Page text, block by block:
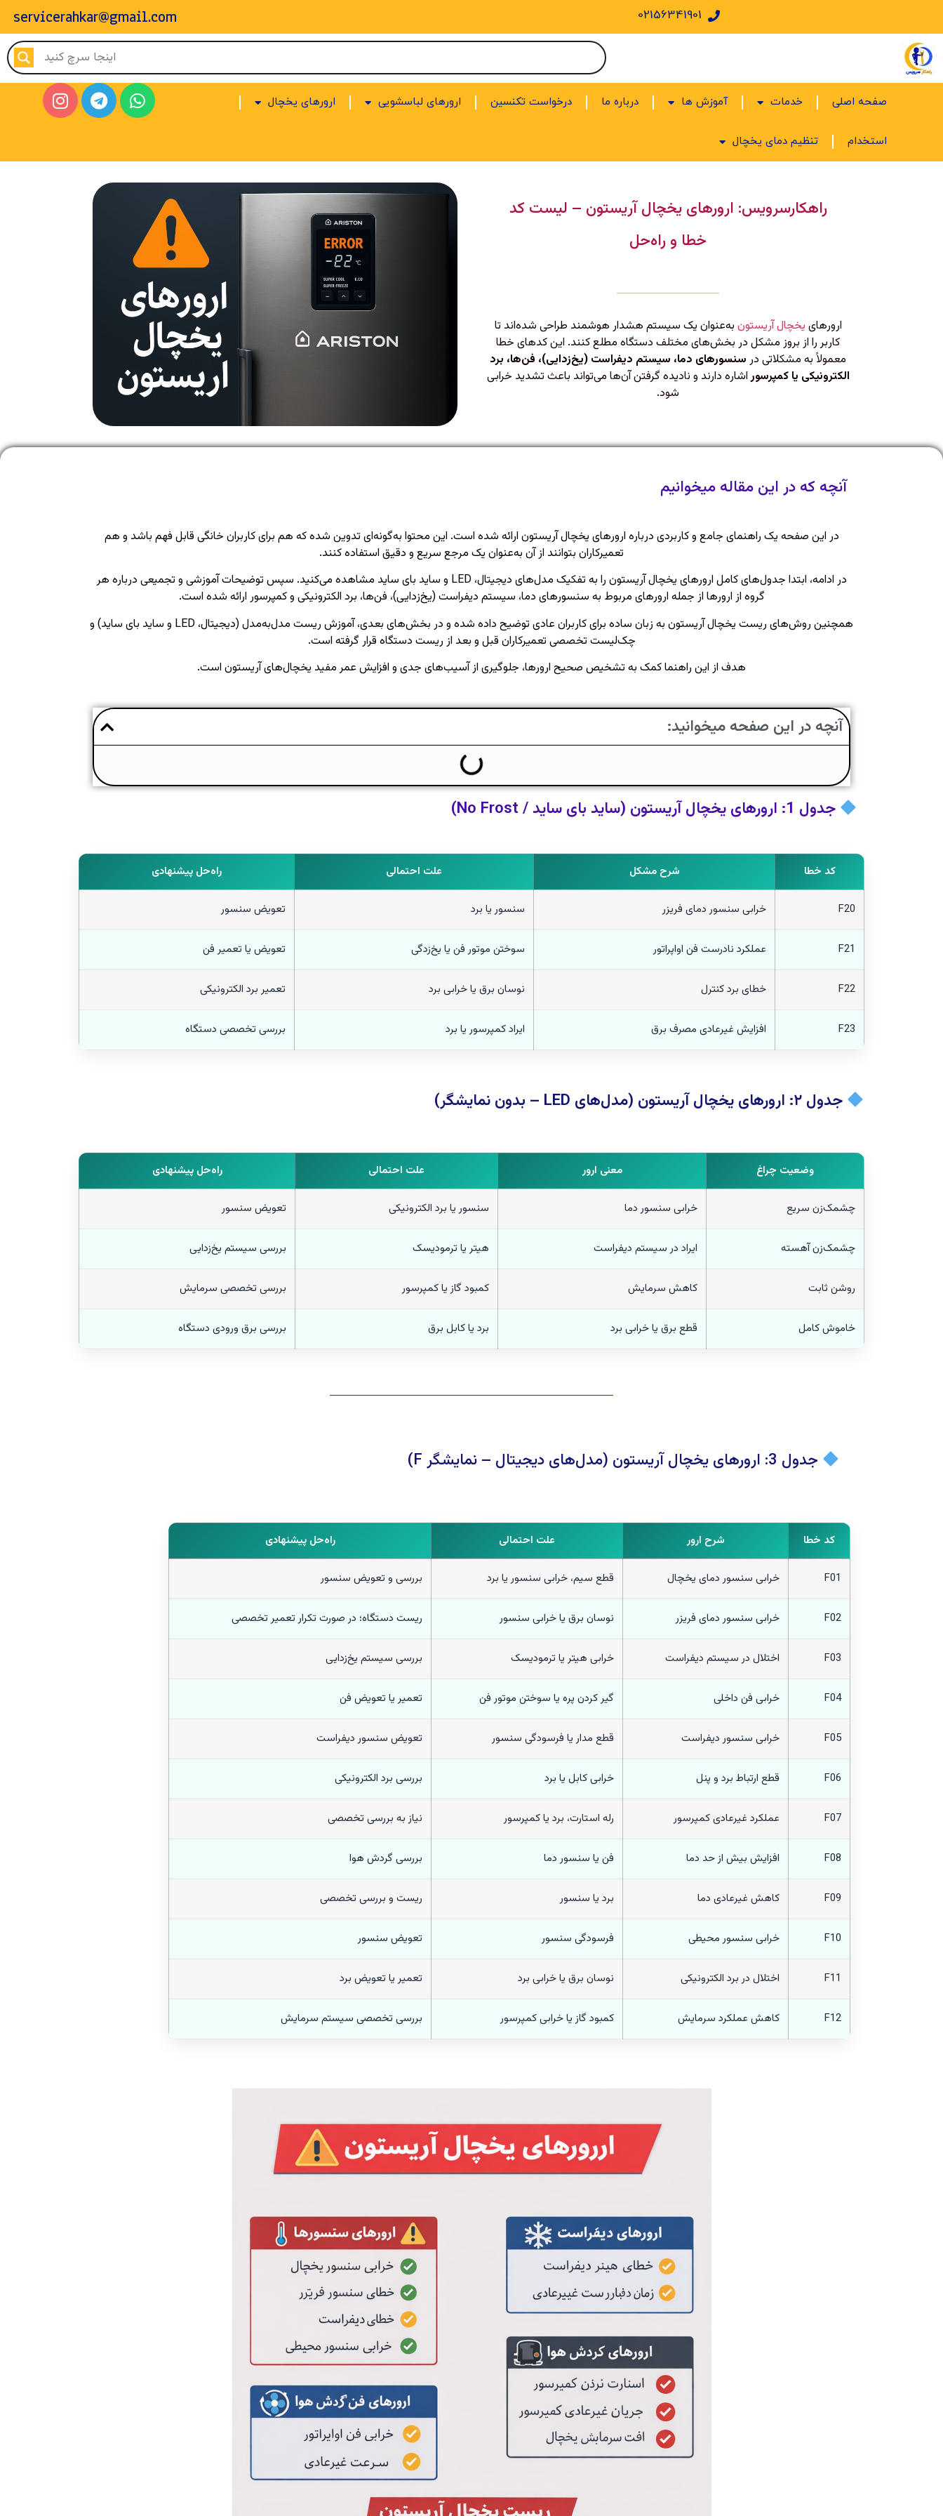
02156341901
servicerahkar@gmail.com
صفحه اصلی خدمات آموزش ها درباره ما درخواست تکنسین ارورهای لباسشویی ارورهای یخچال
استخدام تنظیم دمای یخچال
راهکارسرویس: ارورهای یخچال آریستون – لیست کد
خطا و راه‌حل
ارورهای یخچال آریستون به‌عنوان یک سیستم هشدار هوشمند طراحی شده‌اند تا
کاربر را از بروز مشکل در بخش‌های مختلف دستگاه مطلع کنند. این کدهای خطا
معمولاً به مشکلاتی در سنسورهای دما، سیستم دیفراست (یخ‌زدایی)، فن‌ها، برد
الکترونیکی یا کمپرسوراشاره دارند و نادیده گرفتن آن‌ها می‌تواند باعث تشدید خرابی
شود.
آنچه که در این مقاله میخوانیم
در این صفحه یک راهنمای جامع و کاربردی درباره ارورهای یخچال آریستون ارائه شده است. این محتوا به‌گونه‌ای تدوین شده که هم برای کاربران خانگی قابل فهم باشد و هم
تعمیرکاران بتوانند از آن به‌عنوان یک مرجع سریع و دقیق استفاده کنند.
در ادامه، ابتدا جدول‌های کامل ارورهای یخچال آریستون را به تفکیک مدل‌های دیجیتال، LED و ساید بای ساید مشاهده می‌کنید. سپس توضیحات آموزشی و تجمیعی درباره هر
گروه از ارورها از جمله ارورهای مربوط به سنسورهای دما، سیستم دیفراست (یخ‌زدایی)، فن‌ها، برد الکترونیکی و کمپرسور ارائه شده است.
همچنین روش‌های ریست یخچال آریستون به زبان ساده برای کاربران عادی توضیح داده شده و در بخش‌های بعدی، آموزش ریست مدل‌به‌مدل (دیجیتال، LED و ساید بای ساید) و
چک‌لیست تخصصی تعمیرکاران قبل و بعد از ریست دستگاه قرار گرفته است.
هدف از این راهنما کمک به تشخیص صحیح ارورها، جلوگیری از آسیب‌های جدی و افزایش عمر مفید یخچال‌های آریستون است.
آنچه در این صفحه میخوانید:
جدول 1: ارورهای یخچال آریستون (ساید بای ساید / No Frost)
کد خطا شرح مشکل علت احتمالی راه‌حل پیشنهادی
F20 خرابی سنسور دمای فریزر سنسور یا برد تعویض سنسور
F21 عملکرد نادرست فن اواپراتور سوختن موتور فن یا یخ‌زدگی تعویض یا تعمیر فن
F22 خطای برد کنترل نوسان برق یا خرابی برد تعمیر برد الکترونیکی
F23 افزایش غیرعادی مصرف برق ایراد کمپرسور یا برد بررسی تخصصی دستگاه
جدول ۲: ارورهای یخچال آریستون (مدل‌های LED – بدون نمایشگر)
وضعیت چراغ معنی ارور علت احتمالی راه‌حل پیشنهادی
چشمک‌زن سریع خرابی سنسور دما سنسور یا برد الکترونیکی تعویض سنسور
چشمک‌زن آهسته ایراد در سیستم دیفراست هیتر یا ترمودیسک بررسی سیستم یخ‌زدایی
روشن ثابت کاهش سرمایش کمبود گاز یا کمپرسور بررسی تخصصی سرمایش
خاموش کامل قطع برق یا خرابی برد برد یا کابل برق بررسی برق ورودی دستگاه
جدول 3: ارورهای یخچال آریستون (مدل‌های دیجیتال – نمایشگر F)
کد خطا شرح ارور علت احتمالی راه‌حل پیشنهادی
F01 خرابی سنسور دمای یخچال قطع سیم، خرابی سنسور یا برد بررسی و تعویض سنسور
F02 خرابی سنسور دمای فریزر نوسان برق یا خرابی سنسور ریست دستگاه؛ در صورت تکرار تعمیر تخصصی
F03 اختلال در سیستم دیفراست خرابی هیتر یا ترمودیسک بررسی سیستم یخ‌زدایی
F04 خرابی فن داخلی گیر کردن پره یا سوختن موتور فن تعمیر یا تعویض فن
F05 خرابی سنسور دیفراست قطع مدار یا فرسودگی سنسور تعویض سنسور دیفراست
F06 قطع ارتباط برد و پنل خرابی کابل یا برد بررسی برد الکترونیکی
F07 عملکرد غیرعادی کمپرسور رله استارت، برد یا کمپرسور نیاز به بررسی تخصصی
F08 افزایش بیش از حد دما فن یا سنسور دما بررسی گردش هوا
F09 کاهش غیرعادی دما برد یا سنسور ریست و بررسی تخصصی
F10 خرابی سنسور محیطی فرسودگی سنسور تعویض سنسور
F11 اختلال در برد الکترونیکی نوسان برق یا خرابی برد تعمیر یا تعویض برد
F12 کاهش عملکرد سرمایش کمبود گاز یا خرابی کمپرسور بررسی تخصصی سیستم سرمایش